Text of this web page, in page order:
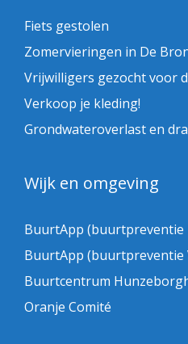
Fiets gestolen
Zomervieringen in De
Vrijwilligers gezocht voor
Verkoop je kleding!
Grondwateroverlast en
Wijk en omgeving
BuurtApp (buurtpreventie
BuurtApp (buurtpreventie
Buurtcentrum
Oranje Comité